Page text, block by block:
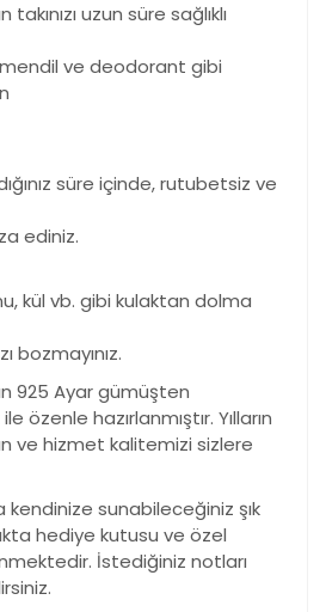
uzun süre sağlıklı
ve deodorant gibi
süre içinde, rutubetsiz ve
ediniz.
kül vb. gibi kulaktan dolma
bozmayınız.
925 Ayar gümüşten
özenle hazırlanmıştır. Yılların
ve hizmet kalitemizi sizlere
kendinize sunabileceğiniz şık
hediye kutusu ve özel
İstediğiniz notları